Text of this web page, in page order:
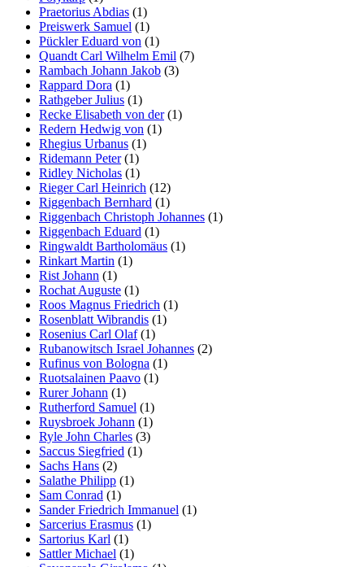
Praetorius Abdias (1)
Preiswerk Samuel (1)
Pückler Eduard von (1)
Quandt Carl Wilhelm Emil (7)
Rambach Johann Jakob (3)
Rappard Dora (1)
Rathgeber Julius (1)
Recke Elisabeth von der(1)
Redern Hedwig von (1)
Rhegius Urbanus (1)
Ridemann Peter(1)
Ridley Nicholas (1)
Rieger Carl Heinrich (12)
Riggenbach Bernhard (1)
Riggenbach Christoph Johannes (1)
Riggenbach Eduard (1)
Ringwaldt Bartholomäus (1)
Rinkart Martin (1)
Rist Johann (1)
Rochat Auguste (1)
Roos Magnus Friedrich (1)
Rosenblatt Wibrandis (1)
Rosenius Carl Olaf(1)
Rubanowitsch Israel Johannes (2)
Rufinus von Bologna (1)
Ruotsalainen Paavo (1)
Rurer Johann (1)
Rutherford Samuel (1)
Ruysbroek Johann (1)
Ryle John Charles (3)
Saccus Siegfried (1)
Sachs Hans (2)
Salathe Philipp (1)
Sam Conrad (1)
Sander Friedrich Immanuel (1)
Sarcerius Erasmus (1)
Sartorius Karl (1)
Sattler Michael (1)